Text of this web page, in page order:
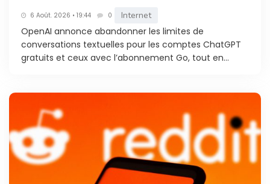
6 Août. 2026 • 19:44 0 Internet
OpenAI annonce abandonner les limites de
conversations textuelles pour les comptes ChatGPT
gratuits et ceux avec l’abonnement Go, tout en...